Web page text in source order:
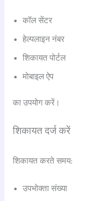
कॉल सेंटर
हेल्पलाइन नंबर
शिकायत पोर्टल
मोबाइल ऐप
का उपयोग करें।
शिकायत दर्ज करें
शिकायत करते समय:
उपभोक्ता संख्या